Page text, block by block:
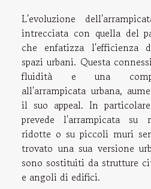
L'evoluzione
intrecciata con quella del
che enfatizza l'efficienza
spazi urbani. Questa
fluidità e una
all'arrampicata urbana,
il suo appeal. In
prevede l'arrampicata su
ridotte o su piccoli muri
trovato una sua versione
sono sostituiti da strutture
e angoli di edifici.